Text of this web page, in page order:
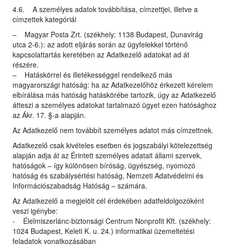
4.6. A személyes adatok továbbítása, címzettjei, illetve a
címzettek kategóriái
– Magyar Posta Zrt. (székhely: 1138 Budapest, Dunavirág
utca 2-6.): az adott eljárás során az ügyfelekkel történő
kapcsolattartás keretében az Adatkezelő adatokat ad át
részére.
– Hatáskörrel és illetékességgel rendelkező más
magyarországi hatóság: ha az Adatkezelőhöz érkezett kérelem
elbírálása más hatóság hatáskörébe tartozik, úgy az Adatkezelő
átteszi a személyes adatokat tartalmazó ügyet ezen hatósághoz
az Ákr. 17. §-a alapján.
Az Adatkezelő nem továbbít személyes adatot más címzettnek.
Adatkezelő csak kivételes esetben és jogszabályi kötelezettség
alapján adja át az Érintett személyes adatait állami szervek,
hatóságok – így különösen bíróság, ügyészség, nyomozó
hatóság és szabálysértési hatóság, Nemzeti Adatvédelmi és
Információszabadság Hatóság – számára.
Az Adatkezelő a megjelölt cél érdekében adatfeldolgozóként
veszi igénybe:
- Élelmiszerlánc-biztonsági Centrum Nonprofit Kft. (székhely:
1024 Budapest, Keleti K. u. 24.) informatikai üzemeltetési
feladatok vonatkozásában